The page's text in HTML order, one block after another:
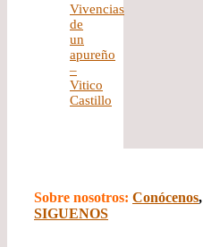
Vivencias
de
un
apureño
–
Vitico
Castillo
Sobre nosotros: Conócenos,
SIGUENOS